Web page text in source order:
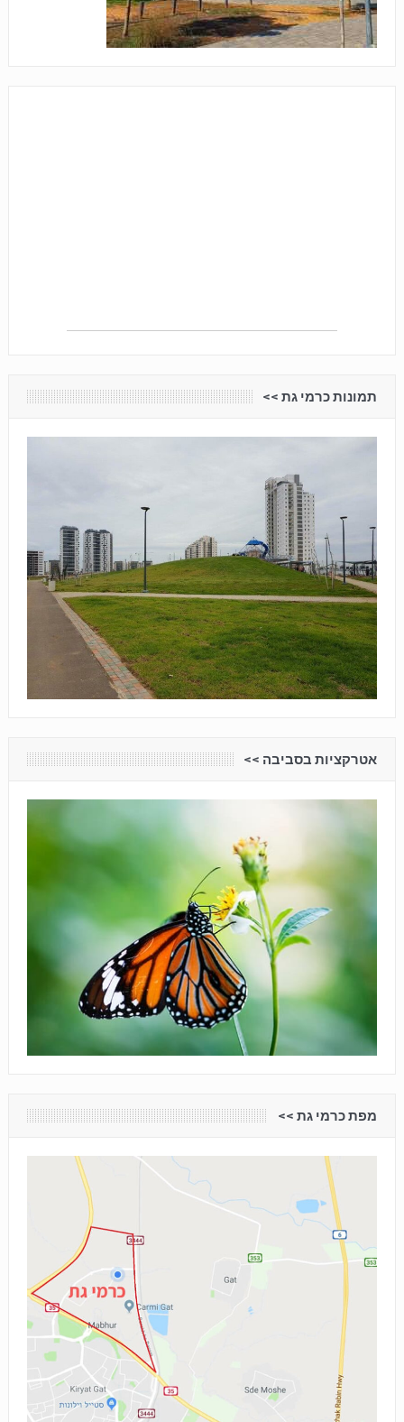
תמונות כרמי גת <<
אטרקציות בסביבה <<
מפת כרמי גת <<